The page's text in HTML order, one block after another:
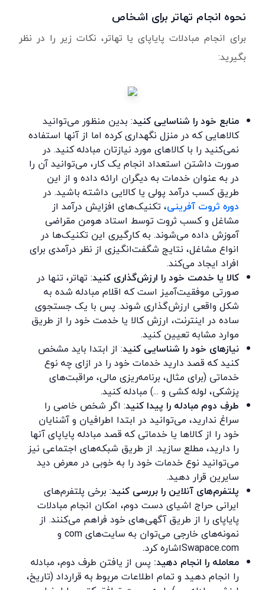
نحوه انجام تهاتر برای اشخاص
برای انجام مبادلات پایاپای یا تهاتر، نکات زیر را در نظر
بگیرید:
منابع خود را شناسایی کنید: بدین منظور می‌توانید
کالاهایی که در منزل نگهداری کرده اما از آنها استفاده
نمی‌کنید را با کالاهای مورد نیازتان مبادله کنید. در
صورت داشتن استعداد انجام یک کار، می‌توانید آن را
در به عنوان خدمات به دیگران ارائه داده و از این
طریق کسب درآمد پولی یا کالایی داشته باشید. در
دوره ثروت آفرینی، تکنیک‌های افزایش درآمد از
مشاغل و کسب ثروت توسط استاد هومن مقراضی
آموزش داده می‌شوند. به کارگیری این تکنیک‌ها در
انواع مشاغل، نتایج شگفت‌انگیزی از نظر درآمدی برای
افراد ایجاد می‌کند.
کالا یا خدمت خود را ارزش‌گذاری کنید: تهاتر، تنها در
صورتی موفقیت‌آمیز است که اقلام مبادله شده به
شکل واقعی ارزش‌گذاری شوند. پس با یک جستجوی
ساده در اینترنت، ارزش کالا یا خدمت خود را از طریق
موارد مشابه تعیین کنید.
نیازهای خود را شناسایی کنید: از ابتدا باید مشخص
کنید که قصد دارید خدمات خود را در ازای چه نوع
خدماتی (برای مثال، برنامه‌ریزی مالی، مراقبت‌های
پزشکی، لوله کشی و ...) مبادله کنید.
طرفِ دوم مبادله را پیدا کنید: اگر شخص خاصی را
سراغ ندارید، می‌توانید در ابتدا اطرافیان و آشنایان
خود را از کالاها یا خدماتی که قصد مبادله پایاپای آنها
را دارید، مطلع سازید. از طریق شبکه‌های اجتماعی نیز
می‌توانید نوع خدمات خود را به خوبی در معرض دید
سایرین قرار دهید.
پلتفرم‌های آنلاین را بررسی کنید: برخی پلتفرم‌های
ایرانی حراج اشیای دست دوم، امکان انجام مبادلات
پایاپای را از طریق آگهی‌های خود فراهم می‌کنند. از
نمونه‌های خارجی می‌توان به سایت‌های com و
Swapace.comاشاره
کرد.
معامله را انجام دهید: پس از یافتن طرف دوم، مبادله
را انجام دهید و تمام اطلاعات مربوط به قرارداد (تاریخ،